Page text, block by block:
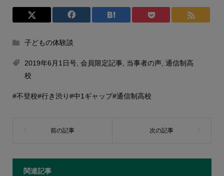
子どもの体験談
2019年6月1日号, 会員限定記事, 当事者の声, 通信制高
校
#不登校#行き渋り#中1ギャップ#通信制高校
関連記事